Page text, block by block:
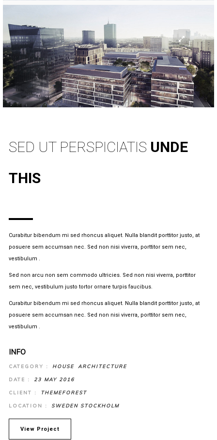
SED UT PERSPICIATIS UNDE
THIS
Curabitur bibendum mi sed rhoncus aliquet. Nulla blandit porttitor justo, at
posuere sem accumsan nec. Sed non nisi viverra, porttitor sem nec,
vestibulum .
Sed non arcu non sem commodo ultricies. Sed non nisi viverra, porttitor
sem nec, vestibulum justo tortor ornare turpis faucibus.
Curabitur bibendum mi sed rhoncus aliquet. Nulla blandit porttitor justo, at
posuere sem accumsan nec. Sed non nisi viverra, porttitor sem nec,
vestibulum .
INFO
CATEGORY : HOUSE ARCHITECTURE
DATE : 23 MAY 2016
CLIENT : THEMEFOREST
LOCATION : SWEDEN STOCKHOLM
View Project